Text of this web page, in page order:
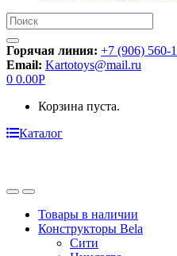
Искать:
Горячая линия: +7 (906) 560-
Email: Kartotoys@mail.ru
0 0.00Р
Корзина пуста.
Каталог
Товары в наличии
Конструкторы Bela
Сити